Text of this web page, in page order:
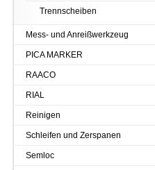
Trennscheiben
Mess- und Anreißwerkzeug
PICA MARKER
RAACO
RIAL
Reinigen
Schleifen und Zerspanen
Semloc